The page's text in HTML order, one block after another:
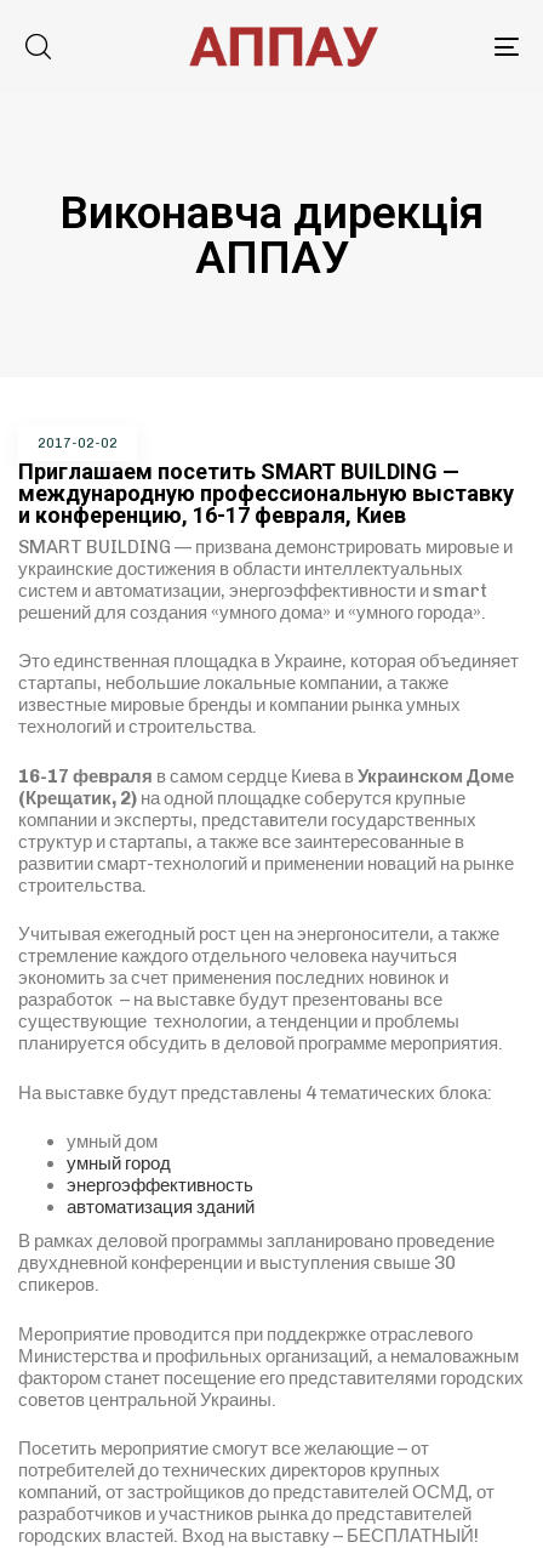
Виконавча дирекція
АППАУ
2017-02-02
Приглашаем посетить SMART BUILDING —
международную профессиональную выставку
и конференцию, 16-17 февраля, Киев
SMART BUILDING — призвана демонстрировать мировые и
украинские достижения в области интеллектуальных
систем и автоматизации, энергоэффективности и smart
решений для создания «умного дома» и «умного города».
Это единственная площадка в Украине, которая объединяет
стартапы, небольшие локальные компании, а также
известные мировые бренды и компании рынка умных
технологий и строительства.
16-17 февраля в самом сердце Киева вУкраинском Доме
(Крещатик, 2) на одной площадке соберутся крупные
компании и эксперты, представители государственных
структур и стартапы, а также все заинтересованные в
развитии смарт-технологий и применении новаций на рынке
строительства.
Учитывая ежегодный рост цен на энергоносители, а также
стремление каждого отдельного человека научиться
экономить за счет применения последних новинок и
разработок – на выставке будут презентованы все
существующие технологии, а тенденции и проблемы
планируется обсудить в деловой программе мероприятия.
На выставке будут представлены 4 тематических блока:
умный дом
умный город
энергоэффективность
автоматизация зданий
В рамках деловой программы запланировано проведение
двухдневной конференции и выступления свыше 30
спикеров.
Мероприятие проводится при поддекржке отраслевого
Министерства и профильных организаций, а немаловажным
фактором станет посещение его представителями городских
советов центральной Украины.
Посетить мероприятие смогут все желающие – от
потребителей до технических директоров крупных
компаний, от застройщиков до представителей ОСМД, от
разработчиков и участников рынка до представителей
городских властей. Вход на выставку – БЕСПЛАТНЫЙ!